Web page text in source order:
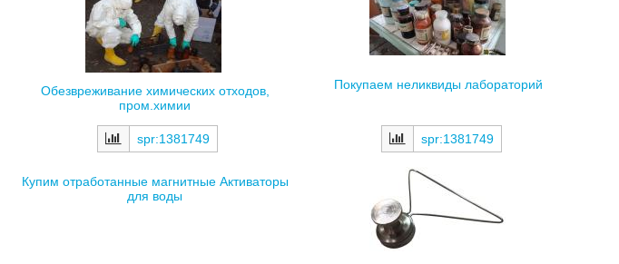
Обезвреживание химических отходов,
пром.химии
spr:1381749
Покупаем неликвиды лабораторий
spr:1381749
Купим отработанные магнитные Активаторы
для воды